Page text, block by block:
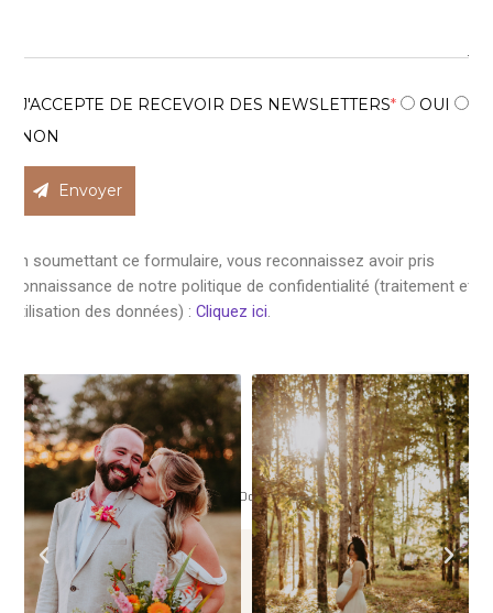
Photographe de famille en Dordogne– enHaute-Vienne